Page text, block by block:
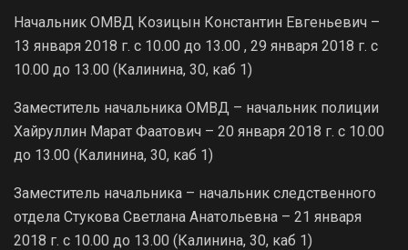
Начальник ОМВД Козицын Константин Евгеньевич –
13 января 2018 г. с 10.00 до 13.00 , 29 января 2018 г. с
10.00 до 13.00 (Калинина, 30, каб 1)
Заместитель начальника ОМВД – начальник полиции
Хайруллин Марат Фаатович – 20 января 2018 г. с 10.00
до 13.00 (Калинина, 30, каб 1)
Заместитель начальника – начальник следственного
отдела Стукова Светлана Анатольевна – 21 января
2018 г. с 10.00 до 13.00 (Калинина, 30, каб 1)